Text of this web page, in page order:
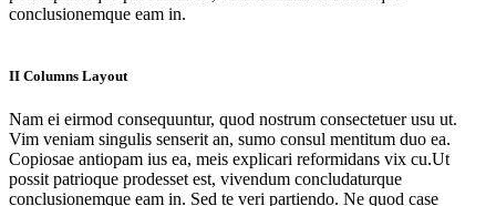
conclusionemque eam in.
II Columns Layout
Nam ei eirmod consequuntur, quod nostrum consectetuer usu ut.
Vim veniam singulis senserit an, sumo consul mentitum duo ea.
Copiosae antiopam ius ea, meis explicari reformidans vix cu.Ut
possit patrioque prodesset est, vivendum concludaturque
conclusionemque eam in. Sed te veri partiendo. Ne quod case